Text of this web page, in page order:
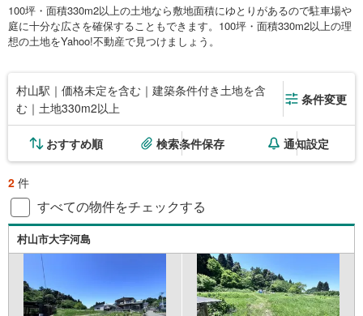
100坪・面積330m2以上の土地なら敷地面積にゆとりがあるので駐車場や
庭に十分な広さを確保することもできます。100坪・面積330m2以上の理
想の土地をYahoo!不動産で見つけましょう。
村山駅｜価格未定を含む｜建築条件付き土地を含
む｜土地330m2以上
条件変更
おすすめ順 検索条件保存 通知設定
2 件
すべての物件をチェックする
村山市大字河島